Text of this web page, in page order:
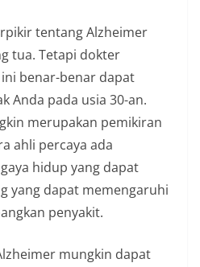
tentang Alzheimer
tua. Tetapi dokter
benar-benar dapat
Anda pada usia 30-an.
merupakan pemikiran
ahli percaya ada
hidup yang dapat
yang dapat memengaruhi
penyakit.
mungkin dapat